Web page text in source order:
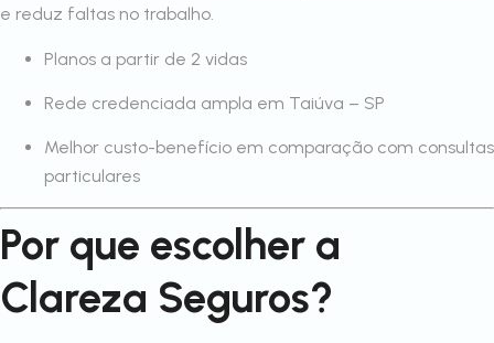
e reduz faltas no trabalho.
Planos a partir de 2 vidas
Rede credenciada ampla em Taiúva – SP
Melhor custo-benefício em comparação com consultas
particulares
Por que escolher a
Clareza Seguros?